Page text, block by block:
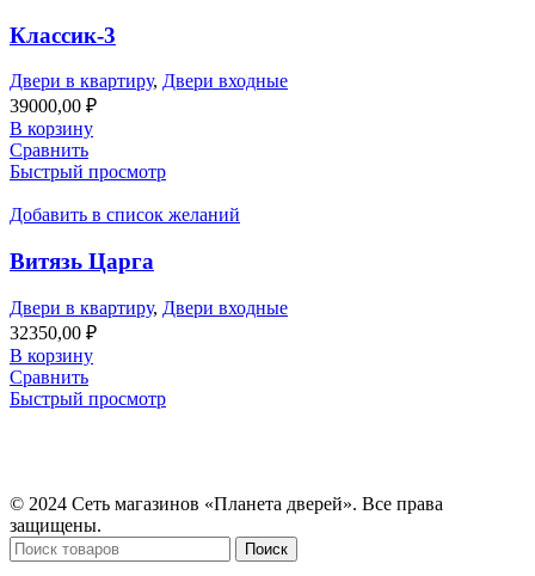
Классик-3
Двери в квартиру, Двери входные
39000,00 ₽
В корзину
Сравнить
Быстрый просмотр
Добавить в список желаний
Витязь Царга
Двери в квартиру, Двери входные
32350,00 ₽
В корзину
Сравнить
Быстрый просмотр
© 2024 Сеть магазинов «Планета дверей». Все права
защищены.
Поиск